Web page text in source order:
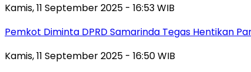
Kamis, 11 September 2025 - 16:53 WIB
Pemkot Diminta DPRD Samarinda Tegas Hentikan
Kamis, 11 September 2025 - 16:50 WIB